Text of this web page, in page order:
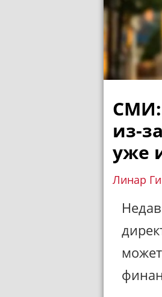
СМИ:
из-
уже
Линар